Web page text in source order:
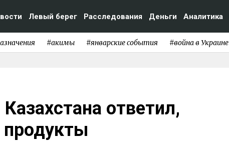
Левый берег Расследования Деньги Аналитика
#акимы #январские события #война в Украине
ответил,
продукты